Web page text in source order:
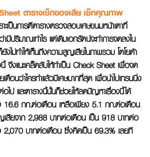
ตารางเช็กของเสีย เช็กคุณภาพ
ะเป็นการตีตารางตรวจสอบเศษขนมหน้าเตาที่
มีปริมาณเท่าไร แต่เดิมเอกรัตน์จะทำการจดลงใน
งไม่ทำให้เห็นถึงความสูญเสียในภาพรวม โตโยต้า
จึงแนะเคล็ดลับให้ทำเป็น Check Sheet เพื่อจด
เดือนว่าใครทำแล้วมีเศษมากที่สุด เพื่อนำไปเทรนนิ่ง
ไป และตารางนี้นั้นก็ช่วยให้ลดปัญหาเรื่องนี้ได้
16.6 กก.ต่อเดือน เหลือเพียง 5.1 กก.ต่อเดือน
สียจาก 2,988 บาทต่อเดือน เป็น 918 บาทต่อ
2,070 บาทต่อเดือน ซึ่งคิดเป็น 69.3% เลยที